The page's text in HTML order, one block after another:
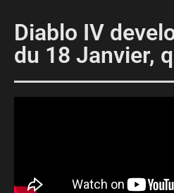
Diablo IV
du 18 Janvier,